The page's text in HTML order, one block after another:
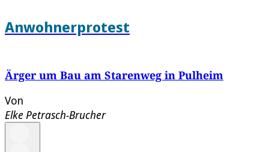
Anwohnerprotest
Ärger um Bau am Starenweg in Pulheim
Von
Elke Petrasch-Brucher